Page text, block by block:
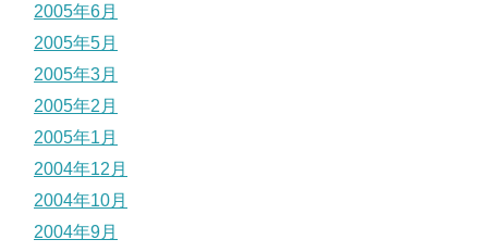
2005年6月
2005年5月
2005年3月
2005年2月
2005年1月
2004年12月
2004年10月
2004年9月